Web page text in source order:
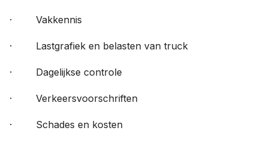
· Vakkennis
· Lastgrafiek en belasten van truck
· Dagelijkse controle
· Verkeersvoorschriften
· Schades en kosten